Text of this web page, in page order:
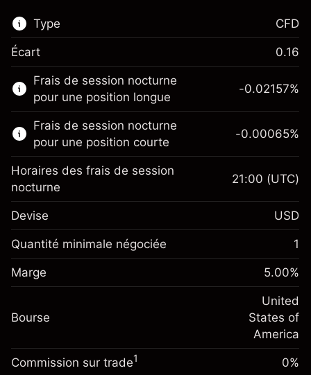
Type
Ce marché financier est disponible pour le
trading de CFD.
En savoir plus sur :
CFD
CFD
Écart 0.16
Frais de session nocturne
pour une position longue
Marge. Votre
investissement
Ajustement des fonds de
Frais sur la valeur totale de la
-0.021568
%
(-$4.31)
Taille de la position avec effet de levier
Valeur nominale avec effet de levier
-0.02157%
Frais de session nocturne
pour une position courte
Marge. Votre
$1,000.00
de overnight
position
-0.000654
%
(-$0.13)
Taille de la position avec effet de levier
-0.00065%
Horaires des frais de session
nocturne
21:00 (UTC)
Devise USD
Quantité minimale négociée 1
Marge 5.00%
Bourse
United
States of
America
Commission sur trade1 0%